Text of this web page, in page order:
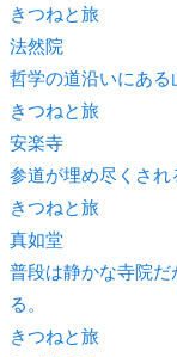
きつねと旅
法然院
哲学の道沿いにある
きつねと旅
安楽寺
参道が埋め尽くされ
きつねと旅
真如堂
普段は静かな寺院
る。
きつねと旅